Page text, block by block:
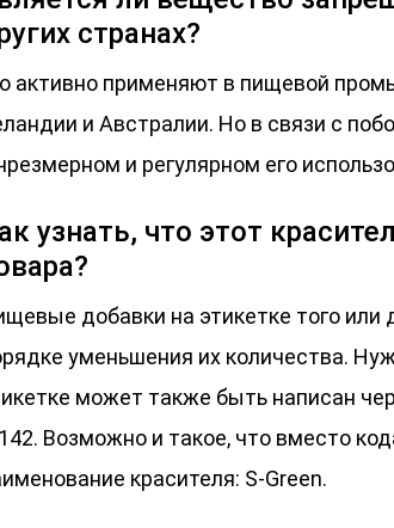
странах?
активно применяют в пищевой
и Австралии. Но в связи с
и регулярном его
узнать, что этот
добавки на этикетке того или
уменьшения их количества.
может также быть написан
Возможно и такое, что вместо
красителя: S-Green.